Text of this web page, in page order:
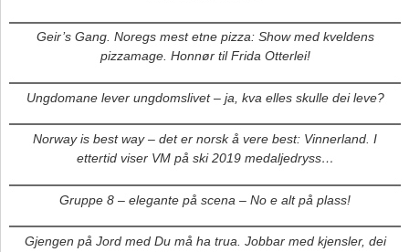
Geir’s Gang. Noregs mest etne pizza: Show med kveldens
pizzamage. Honnør til Frida Otterlei!
Ungdomane lever ungdomslivet – ja, kva elles skulle dei leve?
Norway is best way – det er norsk å vere best: Vinnerland. I
ettertid viser VM på ski 2019 medaljedryss…
Gruppe 8 – elegante på scena – No e alt på plass!
Gjengen på Jord med Du må ha trua. Jobbar med kjensler, dei